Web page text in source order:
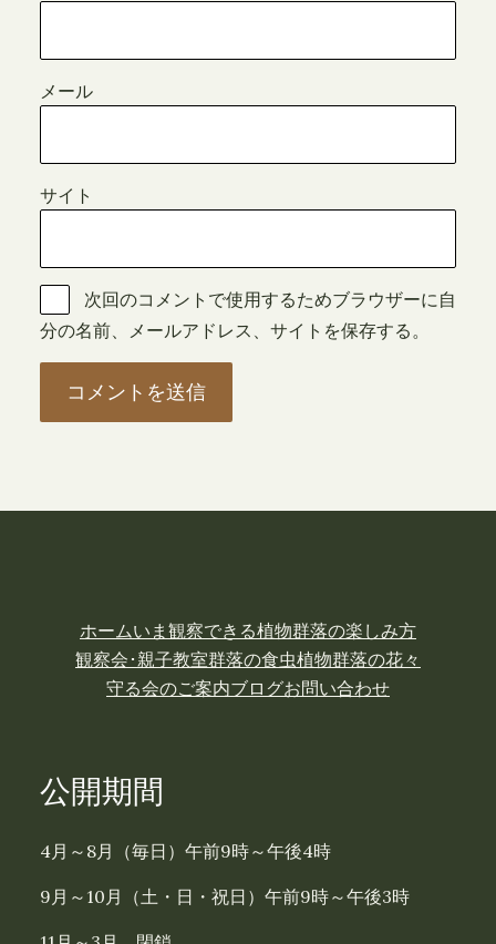
メール
サイト
次回のコメントで使用するためブラウザーに自
分の名前、メールアドレス、サイトを保存する。
ホームいま観察できる植物群落の楽しみ方
観察会･親子教室群落の食虫植物群落の花々
守る会のご案内ブログお問い合わせ
公開期間
4月～8月（毎日）午前9時～午後4時
9月～10月（土・日・祝日）午前9時～午後3時